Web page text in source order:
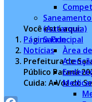
(Autarquia)
Saúde
Àrea
Você está aqui:
Página Principal
Notícias
Prefeitura de
Público Paraná
Cuida: A Voz do